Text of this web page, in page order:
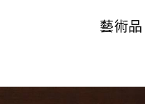
藝術品